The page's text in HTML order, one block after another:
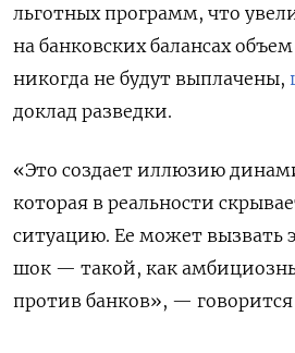
льготных программ, что
на банковских балансах
никогда не будут выплачены,
доклад разведки.
«Это создает иллюзию
которая в реальности
ситуацию. Ее может вызвать
шок — такой, как
против банков», — говорится